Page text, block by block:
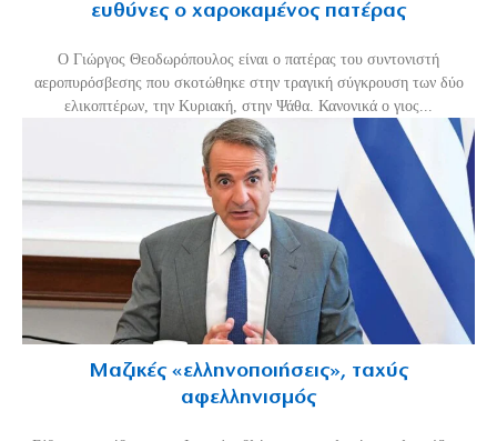
ευθύνες ο χαροκαμένος πατέρας
Ο Γιώργος Θεοδωρόπουλος είναι ο πατέρας του συντονιστή
αεροπυρόσβεσης που σκοτώθηκε στην τραγική σύγκρουση των δύο
ελικοπτέρων, την Κυριακή, στην Ψάθα. Κανονικά ο γιος...
Μαζικές «ελληνοποιήσεις», ταχύς
αφελληνισμός